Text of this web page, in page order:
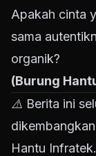
Apakah cinta
sama
organik?
(Burung
⚠️ Berita ini
Hantu